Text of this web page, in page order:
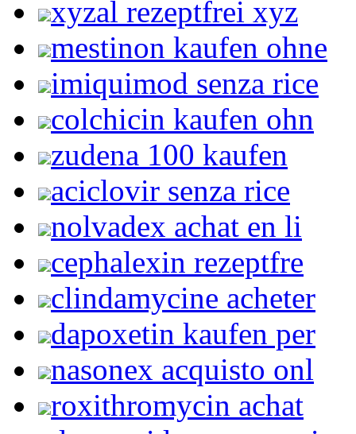
xyzal rezeptfrei xyz
mestinon kaufen ohne
imiquimod senza rice
colchicin kaufen ohn
zudena 100 kaufen
aciclovir senza rice
nolvadex achat en li
cephalexin rezeptfre
clindamycine acheter
dapoxetin kaufen per
nasonex acquisto onl
roxithromycin achat